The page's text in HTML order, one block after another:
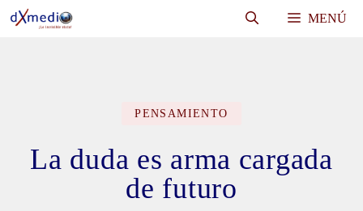
Saltar
MENÚ
PENSAMIENTO
La duda es arma cargada
de futuro